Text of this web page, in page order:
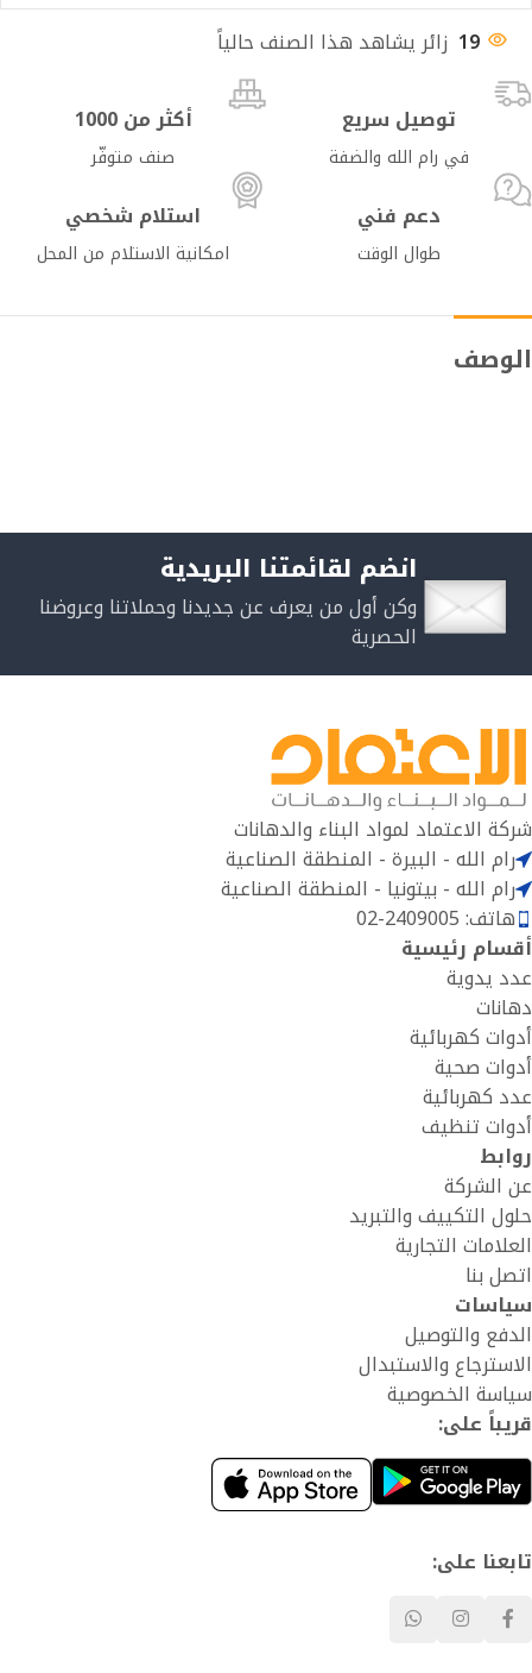
19 زائر يشاهد هذا الصنف حالياً
توصيل سريع
في رام الله والضفة
أكثر من 1000
صنف متوفّر
دعم فني
طوال الوقت
استلام شخصي
امكانية الاستلام من المحل
الوصف
انضم لقائمتنا البريدية
وكن أول من يعرف عن جديدنا وحملاتنا وعروضنا
الحصرية
شركة الاعتماد لمواد البناء والدهانات
رام الله - البيرة - المنطقة الصناعية
رام الله - بيتونيا - المنطقة الصناعية
هاتف: 2409005-02
أقسام رئيسية
عدد يدوية
دهانات
أدوات كهربائية
أدوات صحية
عدد كهربائية
أدوات تنظيف
روابط
عن الشركة
حلول التكييف والتبريد
العلامات التجارية
اتصل بنا
سياسات
الدفع والتوصيل
الاسترجاع والاستبدال
سياسة الخصوصية
قريباً على:
تابعنا على: